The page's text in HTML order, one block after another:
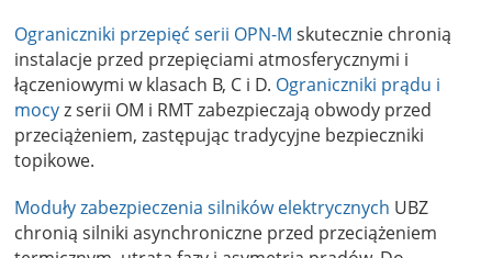
Ograniczniki przepięć serii OPN-M skutecznie chronią
instalacje przed przepięciami atmosferycznymi i
łączeniowymi w klasach B, C i D. Ograniczniki prądu i
mocyz serii OM i RMT zabezpieczają obwody przed
przeciążeniem, zastępując tradycyjne bezpieczniki
topikowe.
Moduły zabezpieczenia silników elektrycznych UBZ
chronią silniki asynchroniczne przed przeciążeniem